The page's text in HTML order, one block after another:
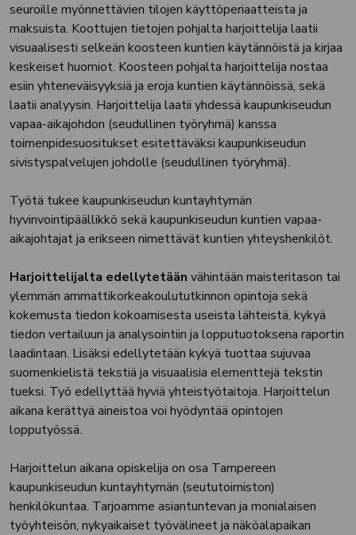
seuroille myönnettävien tilojen käyttöperiaatteista ja
maksuista. Koottujen tietojen pohjalta harjoittelija laatii
visuaalisesti selkeän koosteen kuntien käytännöistä ja kirjaa
keskeiset huomiot. Koosteen pohjalta harjoittelija nostaa
esiin yhteneväisyyksiä ja eroja kuntien käytännöissä, sekä
laatii analyysin. Harjoittelija laatii yhdessä kaupunkiseudun
vapaa-aikajohdon (seudullinen työryhmä) kanssa
toimenpidesuositukset esitettäväksi kaupunkiseudun
sivistyspalvelujen johdolle (seudullinen työryhmä).
Työtä tukee kaupunkiseudun kuntayhtymän
hyvinvointipäällikkö sekä kaupunkiseudun kuntien vapaa-
aikajohtajat ja erikseen nimettävät kuntien yhteyshenkilöt.
Harjoittelijalta edellytetään vähintään maisteritason tai
ylemmän ammattikorkeakoulututkinnon opintoja sekä
kokemusta tiedon kokoamisesta useista lähteistä, kykyä
tiedon vertailuun ja analysointiin ja lopputuotoksena raportin
laadintaan. Lisäksi edellytetään kykyä tuottaa sujuvaa
suomenkielistä tekstiä ja visuaalisia elementtejä tekstin
tueksi. Työ edellyttää hyviä yhteistyötaitoja. Harjoittelun
aikana kerättyä aineistoa voi hyödyntää opintojen
lopputyössä.
Harjoittelun aikana opiskelija on osa Tampereen
kaupunkiseudun kuntayhtymän (seututoimiston)
henkilökuntaa. Tarjoamme asiantuntevan ja monialaisen
työyhteisön, nykyaikaiset työvälineet ja näköalapaikan